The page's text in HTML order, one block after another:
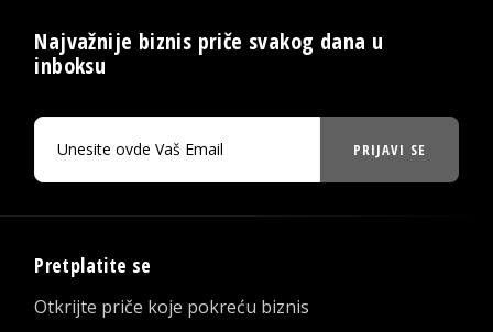
Najvažnije biznis priče svakog dana u
inboksu
PRIJAVI SE
Pretplatite se
Otkrijte priče koje pokreću biznis